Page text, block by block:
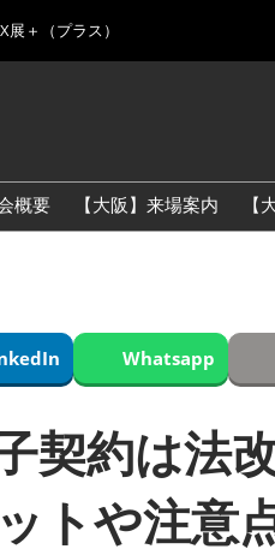
展＋（プラス）
概要 【大阪】来場案内 【
Whatsapp
契約は法
トや注意